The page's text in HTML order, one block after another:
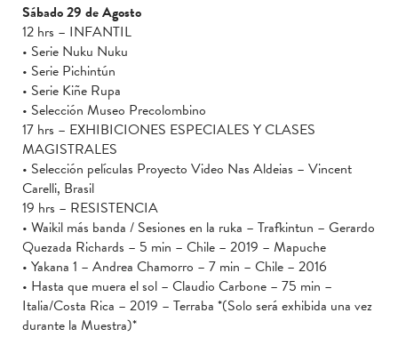
Sábado 29 de Agosto
12 hrs – INFANTIL
• Serie Nuku Nuku
• Serie Pichintún
• Serie Kiñe Rupa
• Selección Museo Precolombino
17 hrs – EXHIBICIONES ESPECIALES Y CLASES
MAGISTRALES
• Selección películas Proyecto Video Nas Aldeias – Vincent
Carelli, Brasil
19 hrs – RESISTENCIA
• Waikil más banda / Sesiones en la ruka – Trafkintun – Gerardo
Quezada Richards – 5 min – Chile – 2019 – Mapuche
• Yakana 1 – Andrea Chamorro – 7 min – Chile – 2016
• Hasta que muera el sol – Claudio Carbone – 75 min –
Italia/Costa Rica – 2019 – Terraba *(Solo será exhibida una vez
durante la Muestra)*